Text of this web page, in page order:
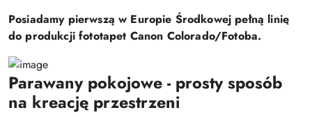
Posiadamy pierwszą w Europie Środkowej pełną linię
do produkcji fototapet Canon Colorado/Fotoba.
Parawany pokojowe - prosty sposób
na kreację przestrzeni